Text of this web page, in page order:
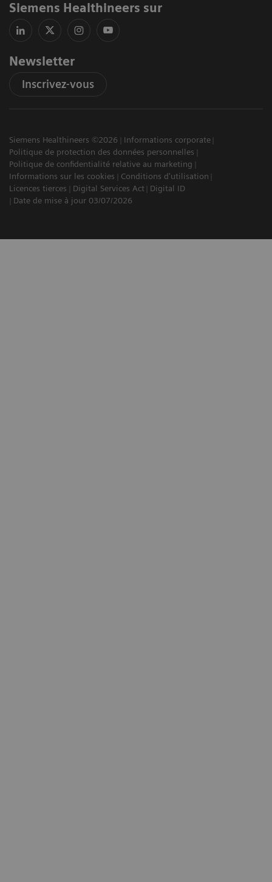
Siemens Healthineers sur
Newsletter
Inscrivez-vous
Siemens Healthineers ©2026
Informations corporate
Politique de protection des données personnelles
Politique de confidentialité relative au marketing
Informations sur les cookies
Conditions d'utilisation
Licences tierces
Digital Services Act
Digital ID
Date de mise à jour 03/07/2026